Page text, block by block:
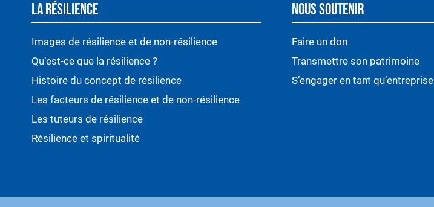
LA RÉSILIENCE
Images de résilience et de non-résilience
Qu’est-ce que la résilience ?
Histoire du concept de résilience
Les facteurs de résilience et de non-résilience
Les tuteurs de résilience
Résilience et spiritualité
NOUS SOUTENIR
Faire un don
Transmettre son patrimoine
S’engager en tant qu’entreprise